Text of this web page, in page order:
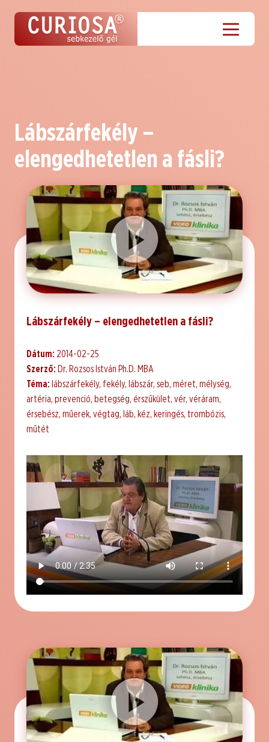
Lábszárfekély –
elengedhetetlen a fásli?
Lábszárfekély – elengedhetetlen a fásli?
Dátum: 2014-02-25
Szerző: Dr. Rozsos István Ph.D. MBA
Téma: lábszárfekély, fekély, lábszár, seb, méret, mélység,
artéria, prevenció, betegség, érszűkület, vér, véráram,
érsebész, műerek, végtag, láb, kéz, keringés, trombózis,
műtét